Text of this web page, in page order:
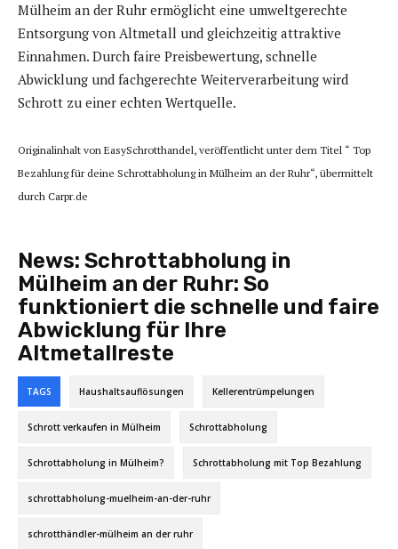
Mülheim an der Ruhr ermöglicht eine umweltgerechte
Entsorgung von Altmetall und gleichzeitig attraktive
Einnahmen. Durch faire Preisbewertung, schnelle
Abwicklung und fachgerechte Weiterverarbeitung wird
Schrott zu einer echten Wertquelle.
Originalinhalt von EasySchrotthandel, veröffentlicht unter dem Titel “ Top
Bezahlung für deine Schrottabholung in Mülheim an der Ruhr“, übermittelt
durch Carpr.de
News: Schrottabholung in
Mülheim an der Ruhr: So
funktioniert die schnelle und faire
Abwicklung für Ihre
Altmetallreste
TAGS Haushaltsauflösungen Kellerentrümpelungen
Schrott verkaufen in Mülheim Schrottabholung
Schrottabholung in Mülheim? Schrottabholung mit Top Bezahlung
schrottabholung-muelheim-an-der-ruhr
schrotthändler-mülheim an der ruhr